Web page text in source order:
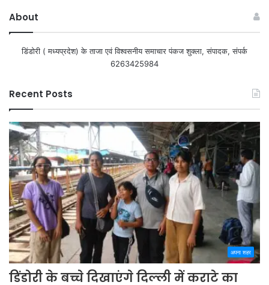
About
डिंडोरी ( मध्यप्रदेश) के ताजा एवं विश्वसनीय समाचार पंकज शुक्ला, संपादक, संपर्क
6263425984
Recent Posts
अपना शहर
डिंडोरी के बच्चे दिखाएंगे दिल्ली में कराटे का